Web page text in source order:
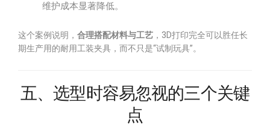
维护成本显著降低。
这个案例说明， 合理搭配材料与工艺 ，3D打印完全可以胜任长
期生产用的耐用工装夹具，而不只是“试制玩具”。
五、选型时容易忽视的三个关键
点